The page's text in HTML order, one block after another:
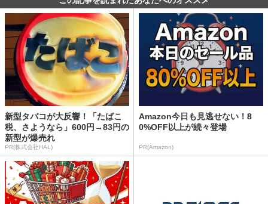
新型タバコが大反響！「たばこ
税、さようなら」600円→83円の
新型が爆売れ
PR(株式会社HAL)
Amazon今日も見逃せない！8
0%OFF以上が続々登場
PR(Amazon)